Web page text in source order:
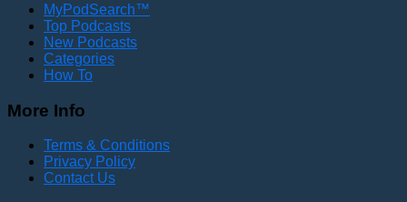
MyPodSearch™
Top Podcasts
New Podcasts
Categories
How To
More Info
Terms & Conditions
Privacy Policy
Contact Us